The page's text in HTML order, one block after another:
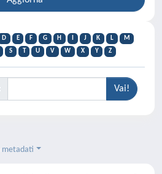
D E F G H J K L
M
S T U V W X Y Z
metadati